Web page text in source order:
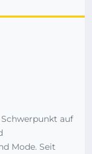
auf
Mode. Seit